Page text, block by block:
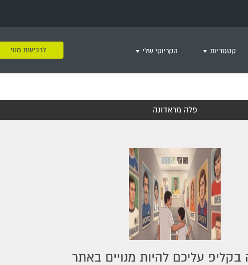
קטגוריות
שירי רוק/פופ
היפ הופ
English songs
שירי ארץ ישראל
שירי אירוויזיון
מסיבת רווקות
שירי יום הזיכרון
שירי ילדים
שירי קטנטנים
שירי להקות צבאיות
הקריוקי שלי
+ צור רשימת השמעה חדשה
לרכישת מנוי
פלה מראדונה
בקליפ עליכם להיות מנויים באתר